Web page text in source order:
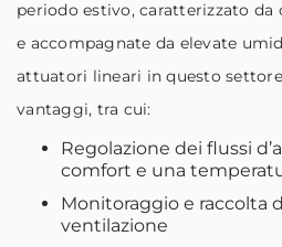
periodo estivo, caratterizzato da
e accompagnate da elevate
attuatori lineari in questo
vantaggi, tra cui:
Regolazione dei flussi
comfort e una
Monitoraggio e raccolta
ventilazione